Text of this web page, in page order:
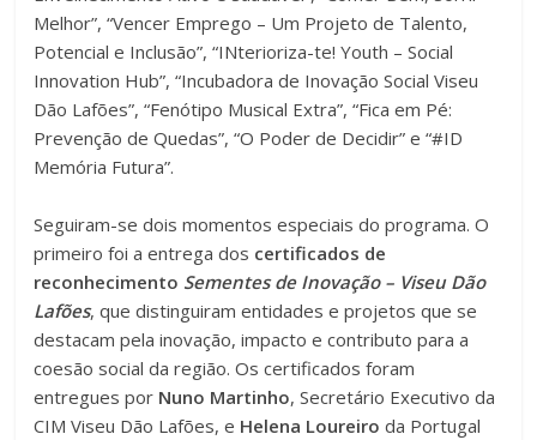
Melhor”, “Vencer Emprego – Um Projeto de Talento,
Potencial e Inclusão”, “INterioriza-te! Youth – Social
Innovation Hub”, “Incubadora de Inovação Social Viseu
Dão Lafões”, “Fenótipo Musical Extra”, “Fica em Pé:
Prevenção de Quedas”, “O Poder de Decidir” e “#ID
Memória Futura”.
Seguiram-se dois momentos especiais do programa. O
primeiro foi a entrega dos certificados de
reconhecimento Sementes de Inovação – Viseu Dão
Lafões, que distinguiram entidades e projetos que se
destacam pela inovação, impacto e contributo para a
coesão social da região. Os certificados foram
entregues por Nuno Martinho, Secretário Executivo da
CIM Viseu Dão Lafões, e Helena Loureiro da Portugal